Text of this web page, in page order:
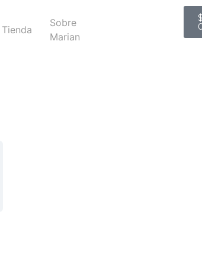
Tienda
Sobre
Marian
$